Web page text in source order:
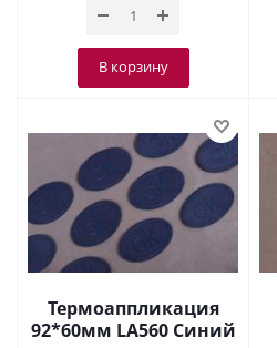
В корзину
Термоаппликация
92*60мм LА560 Синий